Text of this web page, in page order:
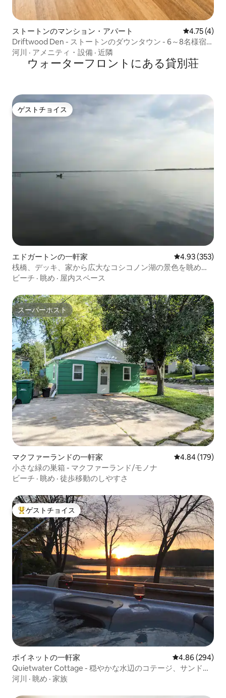
ストートンのマンション・アパート レビュー4
4.75 (4)
Driftwood Den - ストートンのダウンタウン - 6～8名様宿泊
可能
河川 · アメニティ・設備 · 近隣
ウォーターフロントにある貸別荘
ゲストチョイス
ゲストチョイス
エドガートンの一軒家 レビュー353
4.93 (353)
桟橋、デッキ、家から広大なコシコノン湖の景色を眺める
ことができます
ビーチ · 眺め · 屋内スペース
スーパーホスト
スーパーホスト
マクファーランドの一軒家 レビュー179
4.84 (179)
小さな緑の巣箱 - マクファーランド/モノナ
ビーチ · 眺め · 徒歩移動のしやすさ
大好評のゲストチョイスです。
ゲストチョイス
ポイネットの一軒家 レビュー294
4.86 (294)
Quietwater Cottage - 穏やかな水辺のコテージ、サンドバ
ー！
河川 · 眺め · 家族